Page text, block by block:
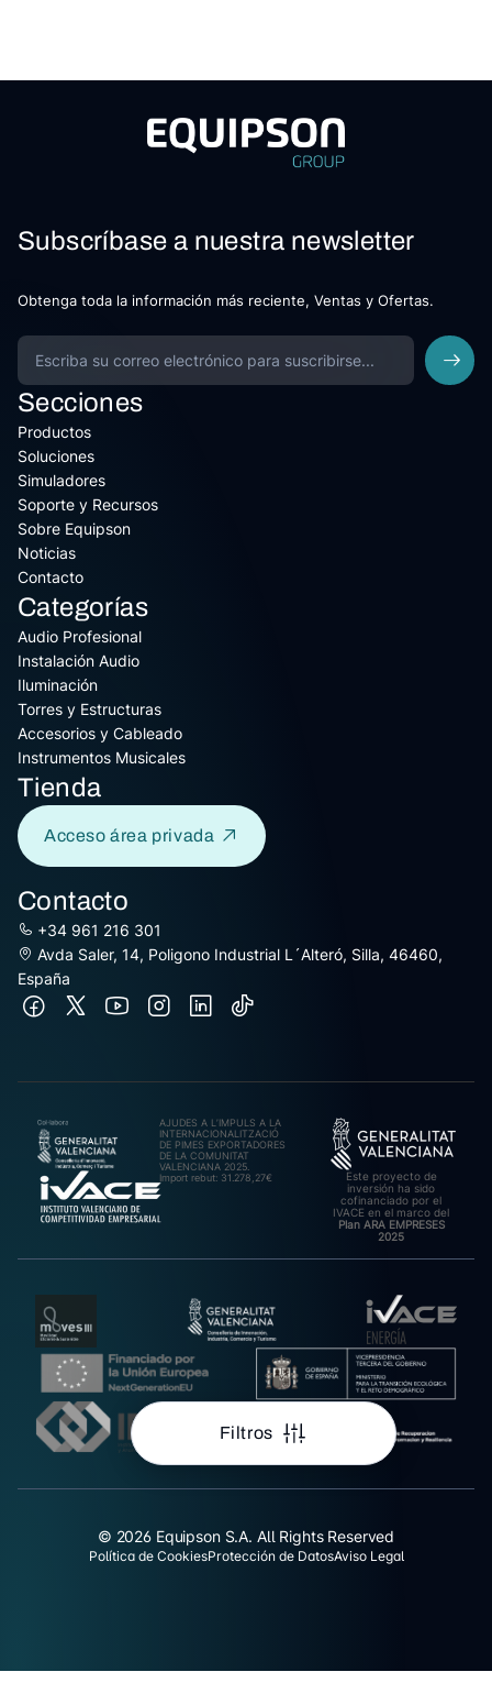
Filtros
Subscríbase a nuestra newsletter
Obtenga toda la información más reciente, Ventas y Ofertas.
Secciones
Productos
Soluciones
Simuladores
Soporte y Recursos
Sobre Equipson
Noticias
Contacto
Categorías
Audio Profesional
Instalación Audio
Iluminación
Torres y Estructuras
Accesorios y Cableado
Instrumentos Musicales
Tienda
Acceso área privada
Contacto
+34 961 216 301
Avda Saler, 14, Poligono Industrial L´Alteró, Silla, 46460,
España
AJUDES A L’IMPULS A LA
INTERNACIONALITZACIÓ
DE PIMES EXPORTADORES
DE LA COMUNITAT
VALENCIANA 2025.
Import rebut: 31.278,27€
Este proyecto de
inversión ha sido
cofinanciado por el
IVACE en el marco del
Plan ARA EMPRESES
2025
© 2026 Equipson S.A. All Rights Reserved
Política de CookiesProtección de DatosAviso Legal